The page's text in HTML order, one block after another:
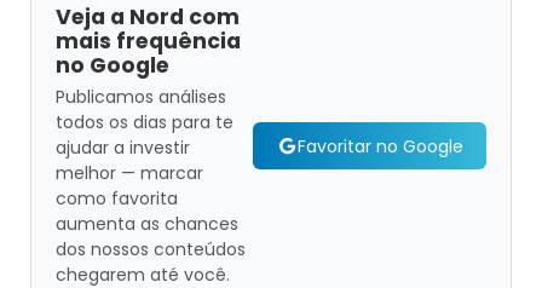
Veja a Nord com
mais frequência
no Google
Publicamos análises
todos os dias para te
ajudar a investir
melhor — marcar
como favorita
aumenta as chances
dos nossos conteúdos
chegarem até você.
Favoritar no Google